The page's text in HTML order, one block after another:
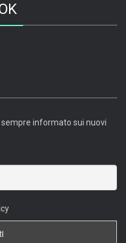
informato sui nuovi